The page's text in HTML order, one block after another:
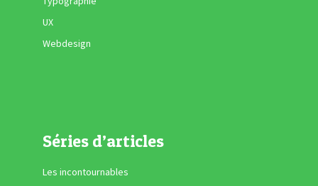
UX
Webdesign
Séries d’articles
Les incontournables